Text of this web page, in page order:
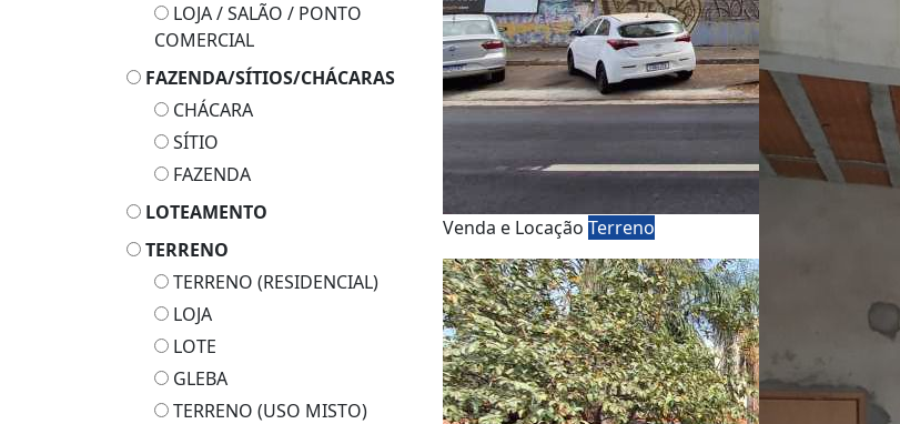
LOJA / SALÃO / PONTO
COMERCIAL
FAZENDA/SÍTIOS/CHÁCARAS
CHÁCARA
SÍTIO
FAZENDA
LOTEAMENTO
TERRENO
TERRENO (RESIDENCIAL)
LOJA
LOTE
GLEBA
TERRENO (USO MISTO)
Venda e Locação Terreno